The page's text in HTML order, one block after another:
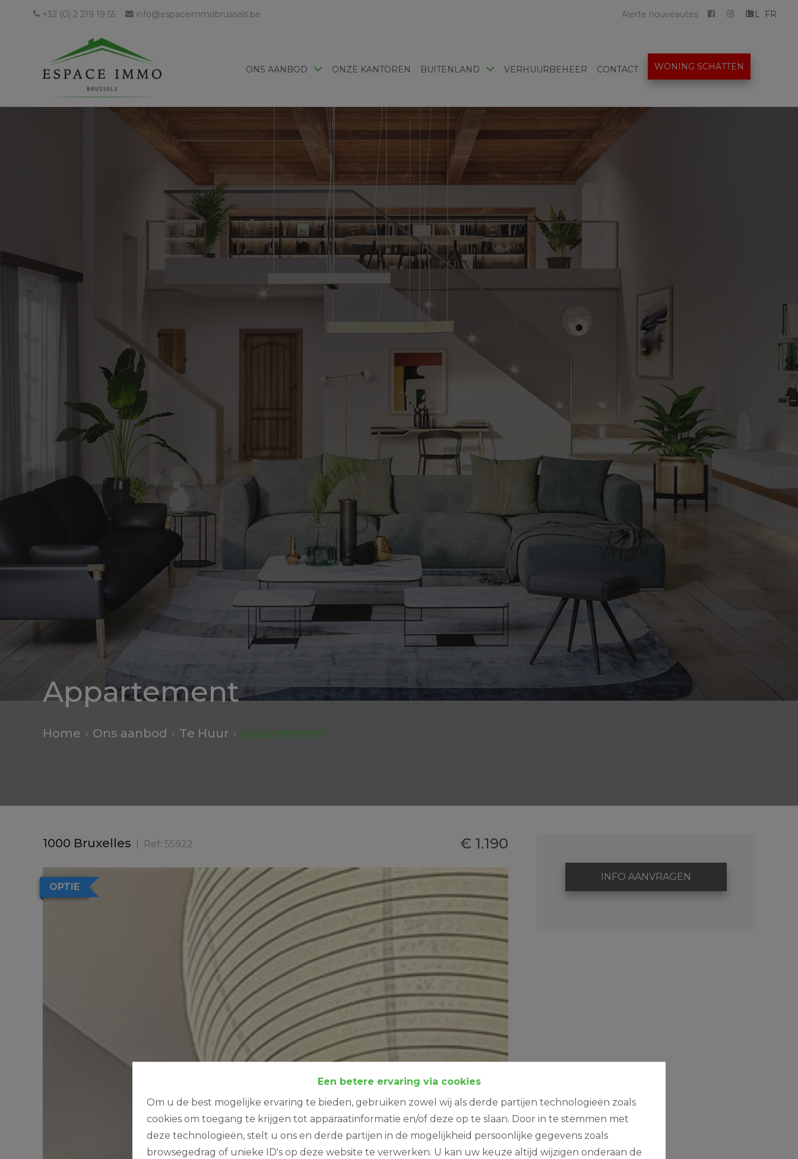
Een betere ervaring via cookies
Om u de best mogelijke ervaring te bieden, gebruiken zowel wij als derde partijen technologieën zoals
cookies om toegang te krijgen tot apparaatinformatie en/of deze op te slaan. Door in te stemmen met
deze technologieën, stelt u ons en derde partijen in de mogelijkheid persoonlijke gegevens zoals
browsegedrag of unieke ID's op deze website te verwerken. U kan uw keuze altijd wijzigen onderaan de
+32 (0) 2 219 19 55 info@espaceimmobrussels.be Alerte nouveautes NL FR
ONS AANBOD ONZE KANTOREN BUITENLAND VERHUURBEHEER CONTACT WONING SCHATTEN
Appartement
Home Ons aanbod Te Huur Appartement
1000 Bruxelles Ref: 55922 € 1.190
OPTIE
INFO AANVRAGEN